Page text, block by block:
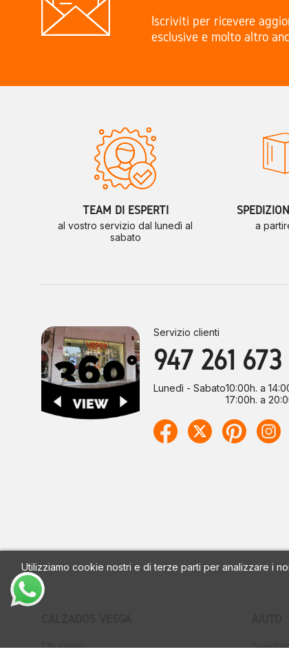
Utilizziamo cookie nostri e di terze parti per analizzare i
Iscriviti per ricevere
esclusive e molto altro
TEAM DI ESPERTI
al vostro servizio dal lunedì al
sabato
a
Servizio clienti
947 261 673
Lunedì - Sabato10:00h. a
17:00h. a
Chi siamo